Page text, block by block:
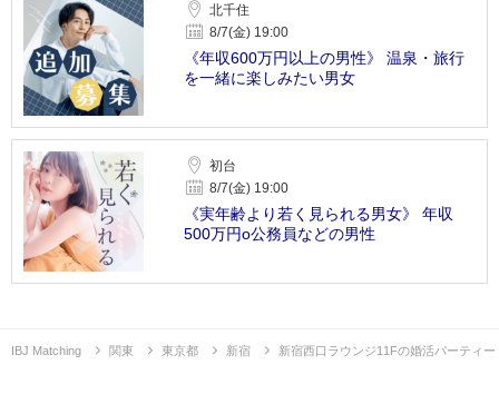
北千住
8/7(金) 19:00
《年収600万円以上の男性》 温泉・旅行
を一緒に楽しみたい男女
初台
8/7(金) 19:00
《実年齢より若く見られる男女》 年収
500万円o公務員などの男性
IBJ Matching 関東 東京都 新宿 新宿西口ラウンジ11Fの婚活パーティー